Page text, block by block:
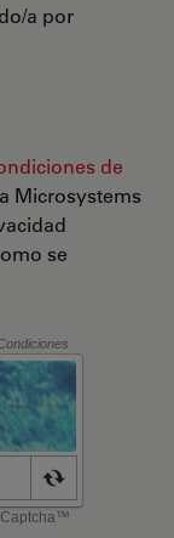
a por
de
Microsystems
se